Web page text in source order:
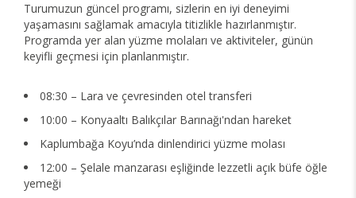
Turumuzun güncel programı, sizlerin en iyi deneyimi
yaşamasını sağlamak amacıyla titizlikle hazırlanmıştır.
Programda yer alan yüzme molaları ve aktiviteler, günün
keyifli geçmesi için planlanmıştır.
08:30 – Lara ve çevresinden otel transferi
10:00 – Konyaaltı Balıkçılar Barınağı'ndan hareket
Kaplumbağa Koyu’nda dinlendirici yüzme molası
12:00 – Şelale manzarası eşliğinde lezzetli açık büfe öğle
yemeği